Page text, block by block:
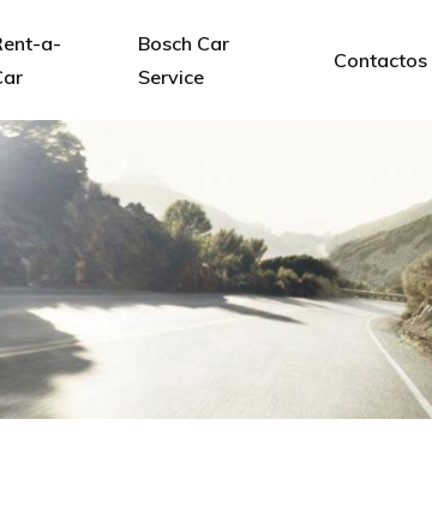
a-
Bosch Car
Service
Contactos